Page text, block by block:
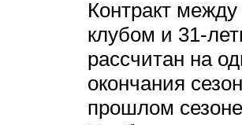
Контракт между
клубом и 31-
рассчитан на
окончания
прошлом